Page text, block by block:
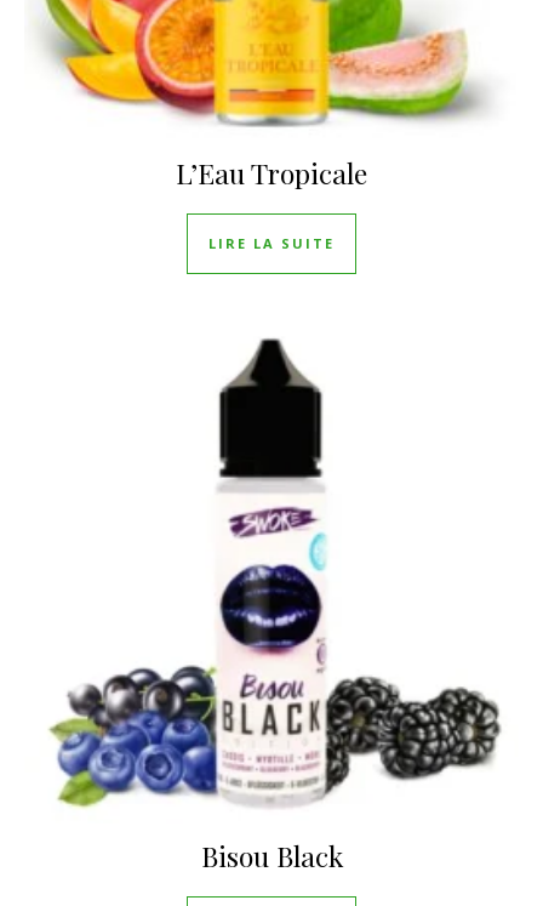
L’Eau Tropicale
LIRE LA SUITE
Bisou Black